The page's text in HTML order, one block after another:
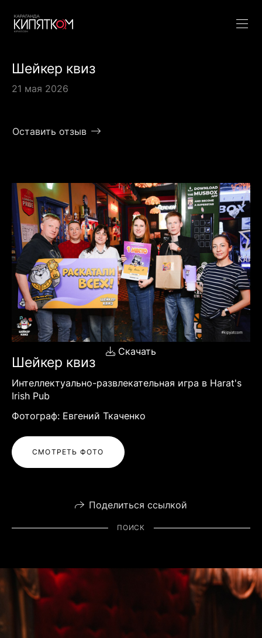
Шейкер квиз
21 мая 2026
Оставить отзыв
Скачать
Шейкер квиз
Интеллектуально-развлекательная игра в Harat's
Irish Pub
Фотограф: Евгений Ткаченко
СМОТРЕТЬ ФОТО
Поделиться ссылкой
ПОИСК